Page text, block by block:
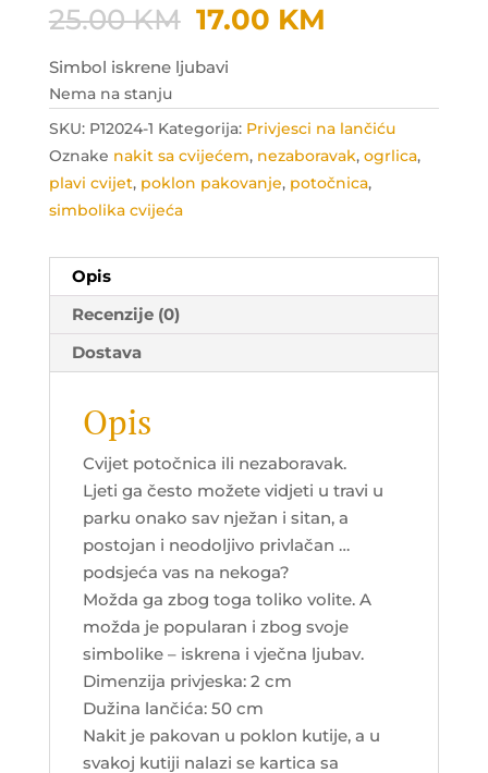
25.00KM Original
was:
25.00 KM.
17.00 KM
17.00 KM.
Simbol iskrene ljubavi
Nema na stanju
SKU: P12024-1 Kategorija: Privjesci na lančiću
Oznake nakit sa cvijećem, nezaboravak, ogrlica,
plavi cvijet, poklon pakovanje, potočnica,
simbolika cvijeća
Opis
Recenzije (0)
Dostava
Opis
Cvijet potočnica ili nezaboravak.
Ljeti ga često možete vidjeti u travi u
parku onako sav nježan i sitan, a
postojan i neodoljivo privlačan …
podsjeća vas na nekoga?
Možda ga zbog toga toliko volite. A
možda je popularan i zbog svoje
simbolike – iskrena i vječna ljubav.
Dimenzija privjeska: 2 cm
Dužina lančića: 50 cm
Nakit je pakovan u poklon kutije, a u
svakoj kutiji nalazi se kartica sa